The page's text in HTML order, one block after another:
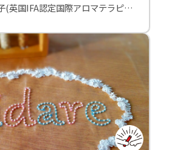
中山久美子(英国IFA認定国際アロマテラピスト）